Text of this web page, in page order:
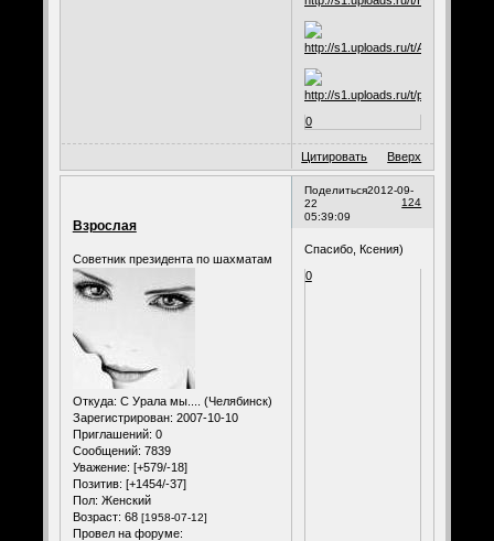
0
Цитировать Вверх
Поделиться
124
2012-09-
22
05:39:09
Взрослая
Советник президента по шахматам
Откуда: С Урала мы.... (Челябинск)
Зарегистрирован: 2007-10-10
Приглашений: 0
Сообщений: 7839
Уважение: [+579/-18]
Позитив: [+1454/-37]
Пол: Женский
Возраст: 68 [1958-07-12]
Провел на форуме:
Спасибо, Ксения)
0